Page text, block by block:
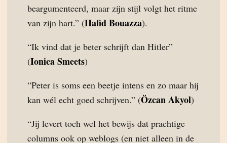
beargumenteerd, maar zijn stijl volgt het ritme
van zijn hart.” (Hafid Bouazza).
“Ik vind dat je beter schrijft dan Hitler”
(Ionica Smeets)
“Peter is soms een beetje intens en zo maar hij
kan wél echt goed schrijven.” (Özcan Akyol)
“Jij levert toch wel het bewijs dat prachtige
columns ook op weblogs (en niet alleen in de